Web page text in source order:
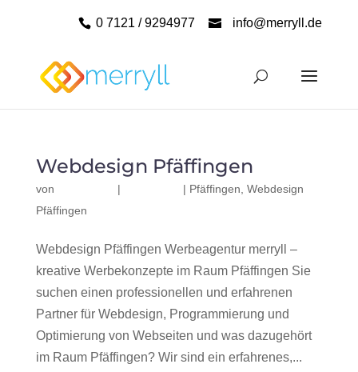
0 7121 / 9294977 info@merryll.de
Webdesign Pfäffingen
von | | Pfäffingen Webdesign
Pfäffingen
Webdesign Pfäffingen Werbeagentur merryll –
kreative Werbekonzepte im Raum Pfäffingen Sie
suchen einen professionellen und erfahrenen
Partner für Webdesign, Programmierung und
Optimierung von Webseiten und was dazugehört
im Raum Pfäffingen? Wir sind ein erfahrenes,...